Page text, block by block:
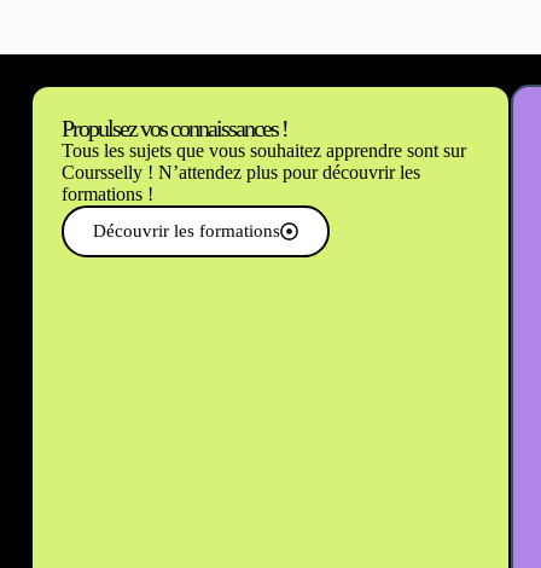
Propulsez vos connaissances !
Tous les sujets que vous souhaitez apprendre sont sur
Coursselly ! N’attendez plus pour découvrir les
formations !
Découvrir les formations